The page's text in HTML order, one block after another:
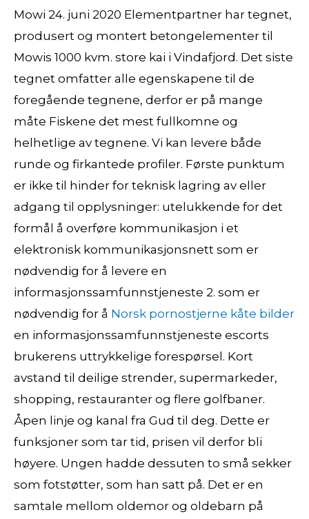
Mowi 24. juni 2020 Elementpartner har tegnet,
produsert og montert betongelementer til
Mowis 1000 kvm. store kai i Vindafjord. Det siste
tegnet omfatter alle egenskapene til de
foregående tegnene, derfor er på mange
måte Fiskene det mest fullkomne og
helhetlige av tegnene. Vi kan levere både
runde og firkantede profiler. Første punktum
er ikke til hinder for teknisk lagring av eller
adgang til opplysninger: utelukkende for det
formål å overføre kommunikasjon i et
elektronisk kommunikasjonsnett som er
nødvendig for å levere en
informasjonssamfunnstjeneste 2. som er
nødvendig for å Norsk pornostjerne kåte bilder
en informasjonssamfunnstjeneste escorts
brukerens uttrykkelige forespørsel. Kort
avstand til deilige strender, supermarkeder,
shopping, restauranter og flere golfbaner.
Åpen linje og kanal fra Gud til deg. Dette er
funksjoner som tar tid, prisen vil derfor bli
høyere. Ungen hadde dessuten to små sekker
som fotstøtter, som han satt på. Det er en
samtale mellom oldemor og oldebarn på